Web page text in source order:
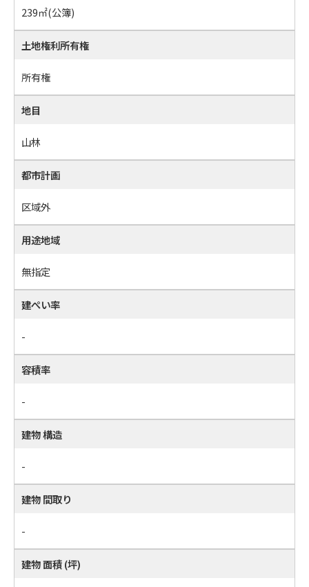
239㎡(公簿)
土地権利所有権
所有権
地目
山林
都市計画
区域外
用途地域
無指定
建ぺい率
-
容積率
-
建物 構造
-
建物 間取り
-
建物 面積 (坪)